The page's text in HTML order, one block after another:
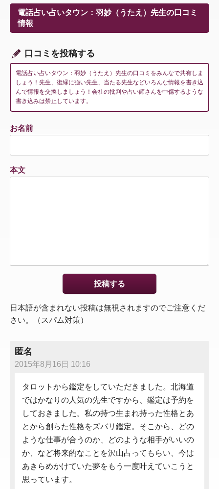
シ
ョ
ン
電話占い占いタウン：羽妙（うたえ）先生の口コミ
情報
口コミを投稿する
電話占い占いタウン：羽妙（うたえ）先生の口コミをみんなで共有しま
しょう！先生、復縁に強い先生、当たる先生などいろんな情報を書き込
んで情報を交換しましょう！会社の批判や占い師さんを中傷するような
書き込みは禁止しています。
お名前
本文
日本語が含まれない投稿は無視されますのでご注意くだ
さい。（スパム対策）
匿名
2015年8月16日 10:16
タロットから鑑定をしていただきました。北海道
ではかなりの人気の先生ですから、鑑定は予約を
しておきました。私の持つ生まれ持った性格とあ
とから創らた性格をズバリ鑑定。そこから、どの
ような仕事が合うのか、どのような相手がいいの
か、など将来的なことを沢山占ってもらい、今は
あきらめかけていた夢をもう一度叶えていこうと
思っています。